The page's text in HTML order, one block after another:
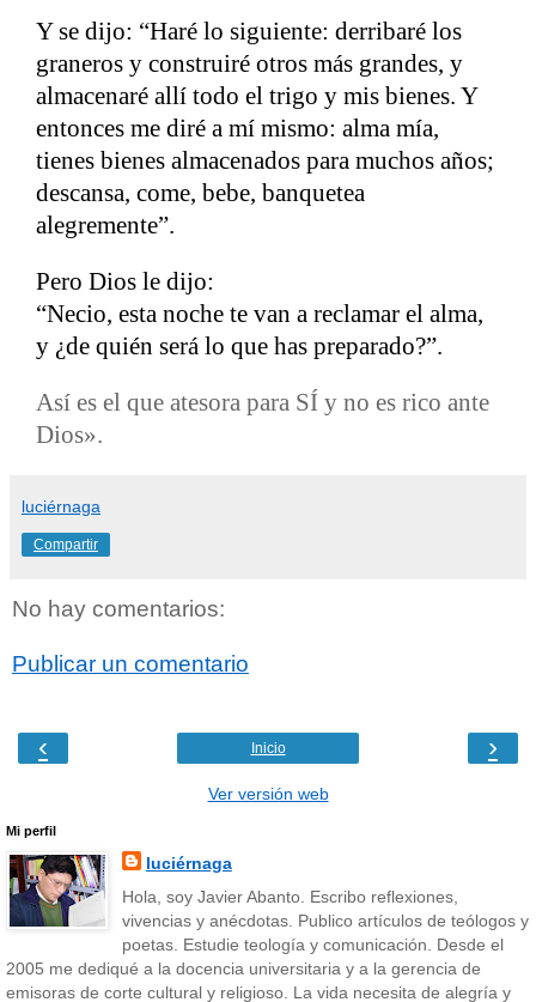
Y se dijo: “Haré lo siguiente: derribaré los
graneros y construiré otros más grandes, y
almacenaré allí todo el trigo y mis bienes. Y
entonces me diré a mí mismo: alma mía,
tienes bienes almacenados para muchos años;
descansa, come, bebe, banquetea
alegremente”.
Pero Dios le dijo:
“Necio, esta noche te van a reclamar el alma,
y ¿de quién será lo que has preparado?”.
Así es el que atesora para SÍ y no es rico ante
Dios».
luciérnaga
Compartir
No hay comentarios:
Publicar un comentario
‹ ›
Inicio
Ver versión web
Mi perfil
luciérnaga
Hola, soy Javier Abanto. Escribo reflexiones,
vivencias y anécdotas. Publico artículos de teólogos y
poetas. Estudie teología y comunicación. Desde el
2005 me dediqué a la docencia universitaria y a la gerencia de
emisoras de corte cultural y religioso. La vida necesita de alegría y